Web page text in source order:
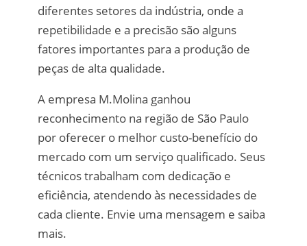
diferentes setores da indústria, onde a
repetibilidade e a precisão são alguns
fatores importantes para a produção de
peças de alta qualidade.
A empresa M.Molina ganhou
reconhecimento na região de São Paulo
por oferecer o melhor custo-benefício do
mercado com um serviço qualificado. Seus
técnicos trabalham com dedicação e
eficiência, atendendo às necessidades de
cada cliente. Envie uma mensagem e saiba
mais.